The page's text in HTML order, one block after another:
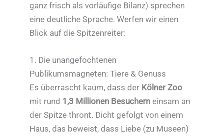
ganz frisch als vorläufige Bilanz) sprechen
eine deutliche Sprache. Werfen wir einen
Blick auf die Spitzenreiter:
1. Die unangefochtenen
Publikumsmagneten: Tiere & Genuss
Es überrascht kaum, dass der Kölner Zoo
mit rund 1,3 Millionen Besuchern einsam an
der Spitze thront. Dicht gefolgt von einem
Haus, das beweist, dass Liebe (zu Museen)